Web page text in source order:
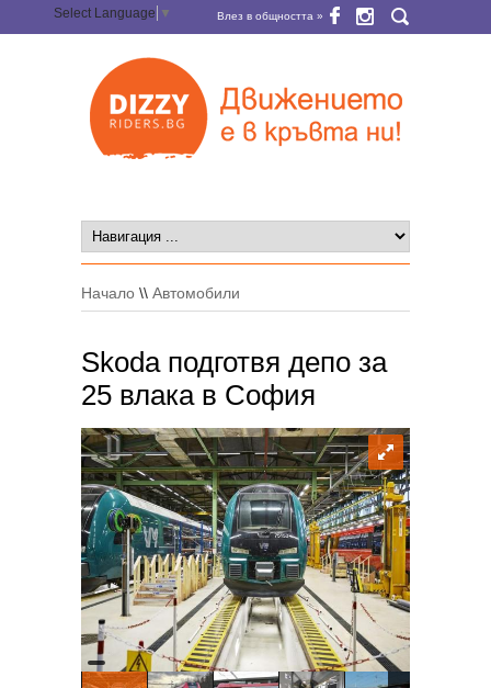
Select Language ▼ Влез в общността »
Начало \\ Автомобили
Skoda подготвя депо за
25 влака в София